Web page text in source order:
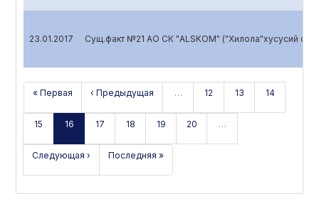
23.01.2017 Сущ.факт №21 АО СК "ALSKOM" ("Хилола"хусусий
« Первая ‹ Предыдущая … 12 13 14
15 16 17 18 19 20 …
Следующая › Последняя »